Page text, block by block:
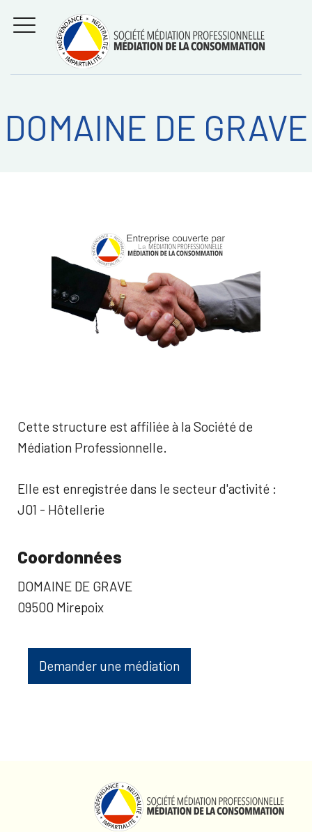
Régler les litiges
entre
consommateurs et
professionnels avec
la médiation de la
consommation
MENU
Recherche
DOMAINE DE GRAVE
Cette structure est affiliée à la Société de
Médiation Professionnelle.
Elle est enregistrée dans le secteur d'activité :
J01 - Hôtellerie
Coordonnées
DOMAINE DE GRAVE
09500 Mirepoix
Demander une médiation